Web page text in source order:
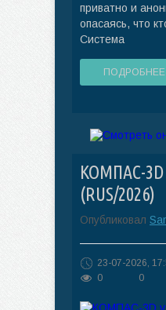
приватно и
опасаясь, что
Система
ПОДРОБНЕЕ
КОМПАС-3D
(RUS/2026)
Опубликовал
23-07-2026,
0
0